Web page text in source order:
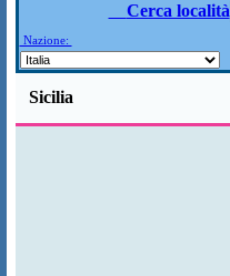
Cerca località
Nazione:
Sicilia